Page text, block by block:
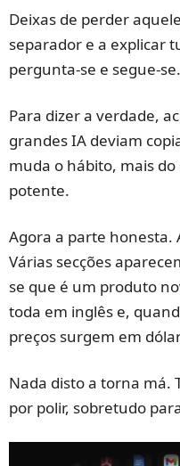
Deixas de perder
separador e a explicar
pergunta-se e segue-se.
Para dizer a verdade,
grandes IA deviam
muda o hábito, mais
potente.
Agora a parte honesta.
Várias secções
se que é um produto
toda em inglês e,
preços surgem em
Nada disto a torna má.
por polir, sobretudo